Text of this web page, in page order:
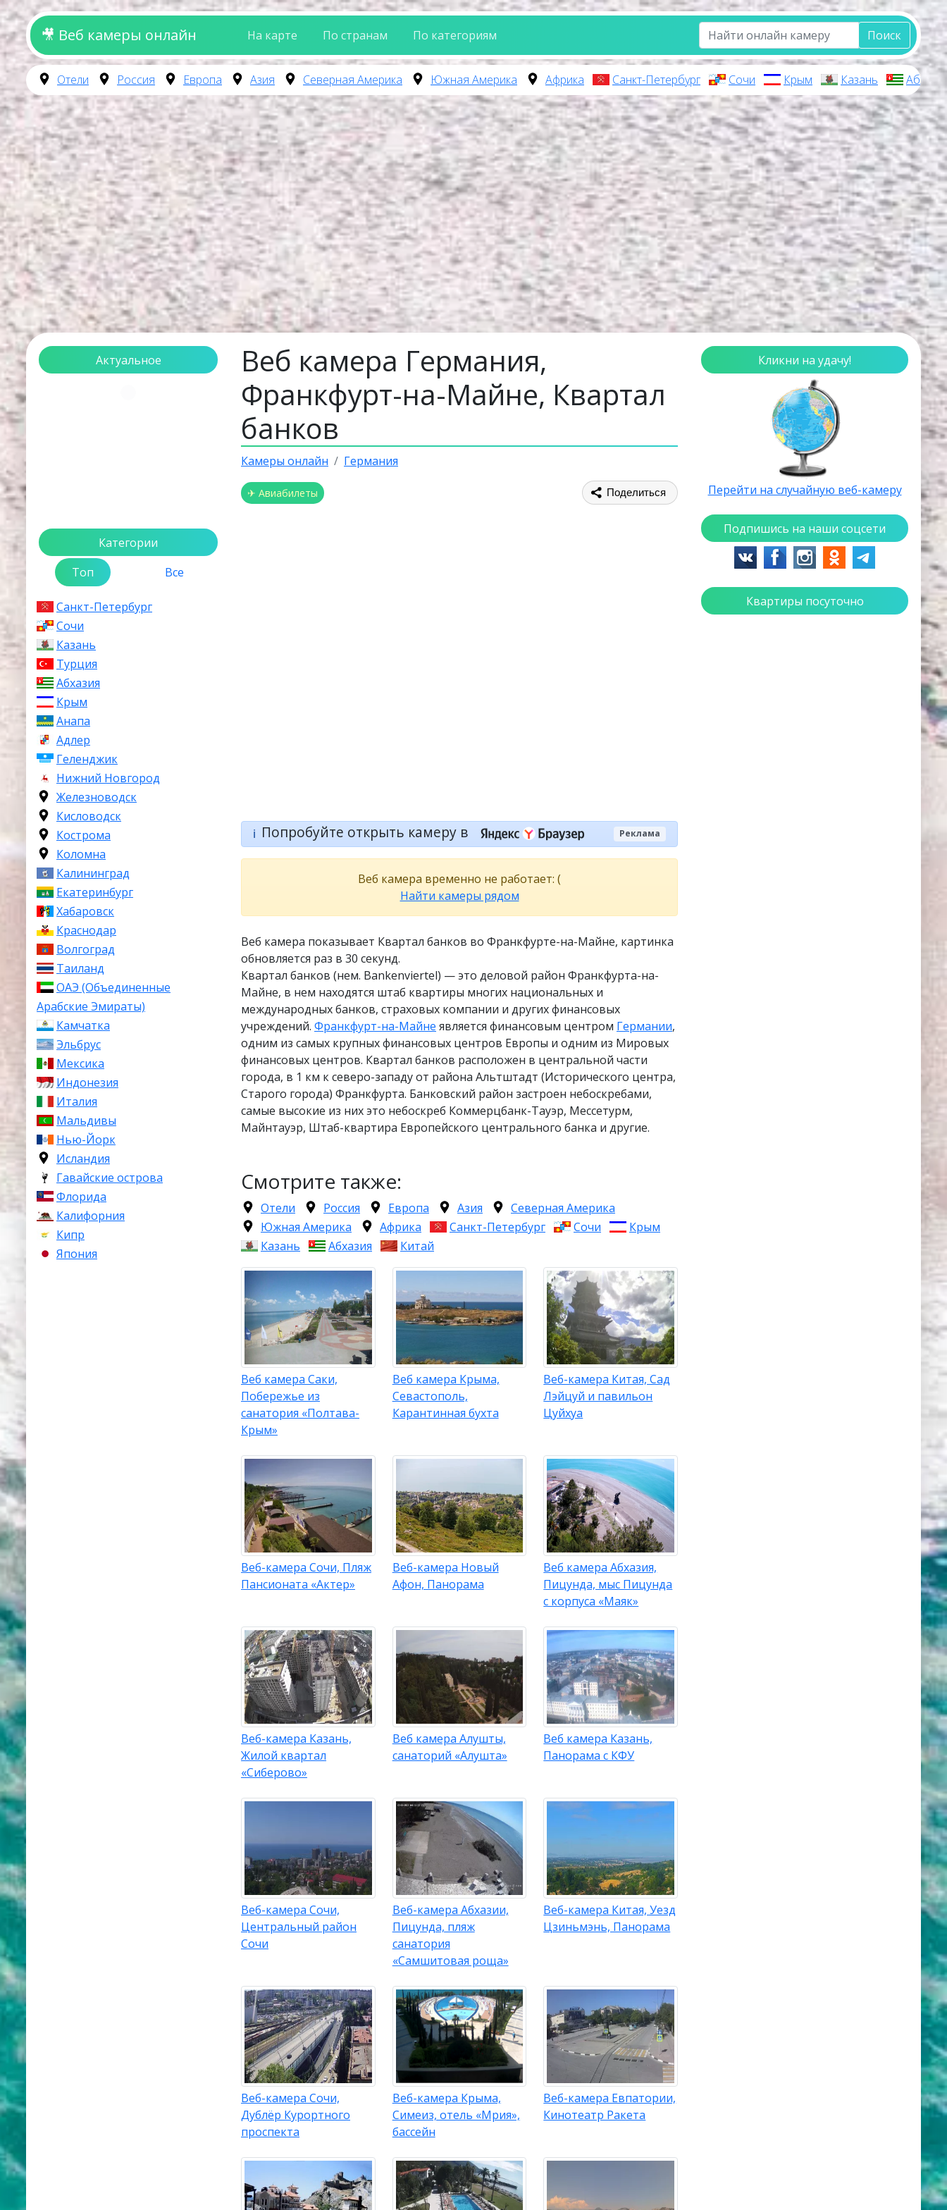
🎥 Веб камеры онлайн На карте По странам По категориям Поиск
Отели Россия Европа Азия Северная Америка Южная Америка Африка Санкт-Петербург Сочи Крым Казань
Актуальное
Категории
Топ
Все
Санкт-Петербург
Сочи
Казань
Турция
Абхазия
Крым
Анапа
Адлер
Геленджик
Нижний Новгород
Железноводск
Кисловодск
Кострома
Коломна
Калининград
Екатеринбург
Хабаровск
Краснодар
Волгоград
Таиланд
ОАЭ (Объединенные
Арабские Эмираты)
Камчатка
Эльбрус
Мексика
Индонезия
Италия
Мальдивы
Нью-Йорк
Исландия
Гавайские острова
Флорида
Калифорния
Кипр
Япония
Веб камера Германия,
Франкфурт-на-Майне, Квартал
банков
Камеры онлайн Германия
✈ Авиабилеты Поделиться
ℹ️ Попробуйте открыть камеру в Реклама
Веб камера временно не работает: (
Найти камеры рядом
Веб камера показывает Квартал банков во Франкфурте-на-Майне, картинка
обновляется раз в 30 секунд.
Квартал банков (нем. Bankenviertel) — это деловой район Франкфурта-на-
Майне, в нем находятся штаб квартиры многих национальных и
международных банков, страховых компании и других финансовых
учреждений. Франкфурт-на-Майне является финансовым центром Германии,
одним из самых крупных финансовых центров Европы и одним из Мировых
финансовых центров. Квартал банков расположен в центральной части
города, в 1 км к северо-западу от района Альтштадт (Исторического центра,
Старого города) Франкфурта. Банковский район застроен небоскребами,
самые высокие из них это небоскреб Коммерцбанк-Тауэр, Мессетурм,
Майнтауэр, Штаб-квартира Европейского центрального банка и другие.
Смотрите также:
Отели Россия Европа Азия
Северная Америка
Южная Америка
Африка Санкт-Петербург Сочи
Крым
Казань
Абхазия Китай
Веб камера Саки,
Побережье из
санатория «Полтава-
Крым»
Веб камера Крыма,
Севастополь,
Карантинная бухта
Веб-камера Китая, Сад
Лэйцуй и павильон
Цуйхуа
Веб-камера Сочи, Пляж
Пансионата «Актер»
Веб-камера Новый
Афон, Панорама
Веб камера Абхазия,
Пицунда, мыс Пицунда
с корпуса «Маяк»
Веб-камера Казань,
Жилой квартал
«Сиберово»
Веб камера Алушты,
санаторий «Алушта»
Веб камера Казань,
Панорама с КФУ
Веб-камера Сочи,
Центральный район
Сочи
Веб-камера Абхазии,
Пицунда, пляж
санатория
«Самшитовая роща»
Веб-камера Китая, Уезд
Цзиньмэнь, Панорама
Веб-камера Сочи,
Дублёр Курортного
проспекта
Веб-камера Крыма,
Симеиз, отель «Мрия»,
бассейн
Веб-камера Евпатории,
Кинотеатр Ракета
Кликни на удачу!
Перейти на случайную веб-камеру
Подпишись на наши соцсети
Квартиры посуточно